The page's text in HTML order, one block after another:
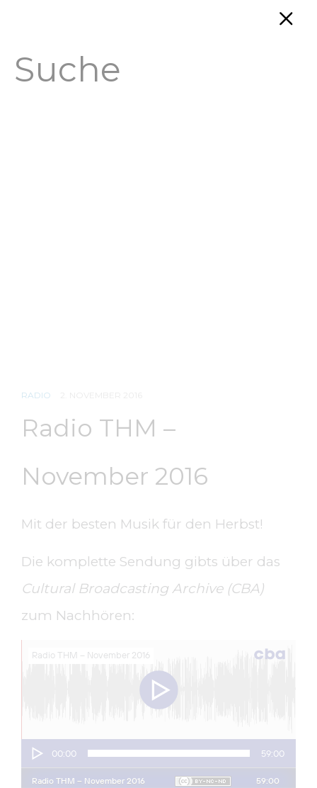
RADIO
Radio THM –
November 2016
Mit der besten Musik für den Herbst!
Die komplette Sendung gibts über das
Cultural Broadcasting Archive (CBA)
zum Nachhören: